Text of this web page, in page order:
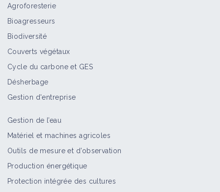
Agroforesterie
Bioagresseurs
Biodiversité
Couverts végétaux
Cycle du carbone et GES
Désherbage
Gestion d'entreprise
Gestion de l’eau
Matériel et machines agricoles
Outils de mesure et d’observation
Production énergétique
Protection intégrée des cultures